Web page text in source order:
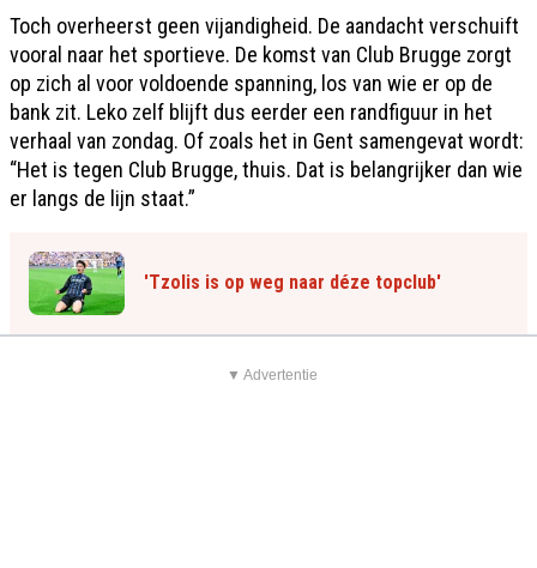
Toch overheerst geen vijandigheid. De aandacht verschuift
vooral naar het sportieve. De komst van Club Brugge zorgt
op zich al voor voldoende spanning, los van wie er op de
bank zit. Leko zelf blijft dus eerder een randfiguur in het
verhaal van zondag. Of zoals het in Gent samengevat wordt:
“Het is tegen Club Brugge, thuis. Dat is belangrijker dan wie
er langs de lijn staat.”
'Tzolis is op weg naar déze topclub'
▼ Advertentie